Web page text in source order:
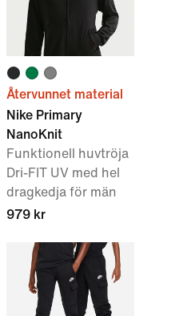
Återvunnet material
Nike Primary
NanoKnit
Funktionell huvtröja
Dri-FIT UV med hel
dragkedja för män
979 kr